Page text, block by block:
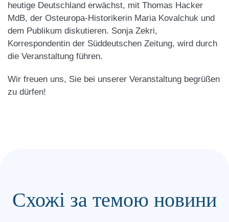
heutige Deutschland erwächst, mit Thomas Hacker
MdB, der Osteuropa-Historikerin Maria Kovalchuk und
dem Publikum diskutieren. Sonja Zekri,
Korrespondentin der Süddeutschen Zeitung, wird durch
die Veranstaltung führen.
Wir freuen uns, Sie bei unserer Veranstaltung begrüßen
zu dürfen!
Схожі за темою новини